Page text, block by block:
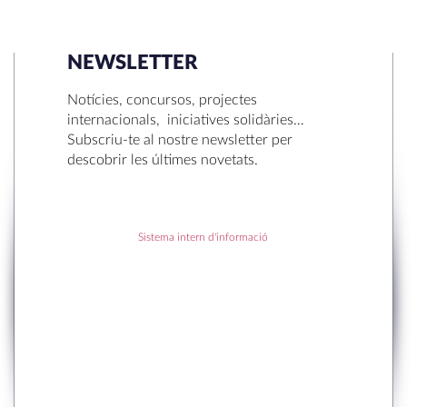
SEARCH
RECENT POSTS
NEWSLETTER
Notícies, concursos, projectes
internacionals, iniciatives solidàries…
Subscriu-te al nostre newsletter per
descobrir les últimes novetats.
Sistema intern d'informació